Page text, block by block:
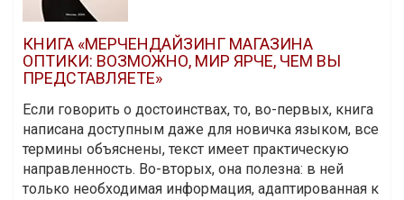
КНИГА «МЕРЧЕНДАЙЗИНГ МАГАЗИНА
ОПТИКИ: ВОЗМОЖНО, МИР ЯРЧЕ, ЧЕМ ВЫ
ПРЕДСТАВЛЯЕТЕ»
Если говорить о достоинствах, то, во-первых, книга
написана доступным даже для новичка языком, все
термины объяснены, текст имеет практическую
направленность. Во-вторых, она полезна: в ней
только необходимая информация, адаптированная к